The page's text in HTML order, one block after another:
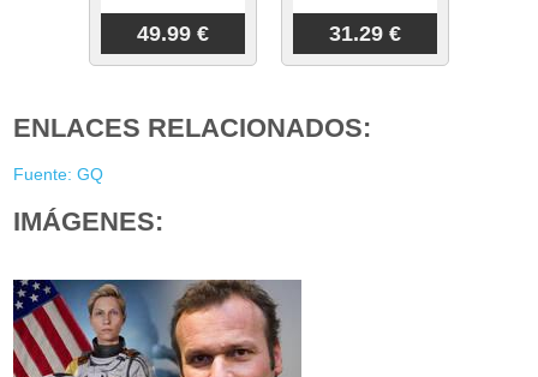
49.99 € 31.29 €
ENLACES RELACIONADOS:
Fuente: GQ
IMÁGENES: